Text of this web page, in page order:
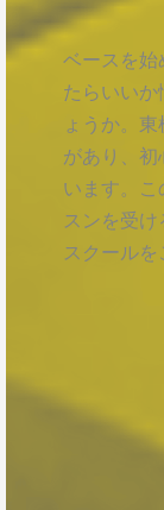
ベースを始
たらいい
ょうか。
があり、
います。
スンを受
スクールを